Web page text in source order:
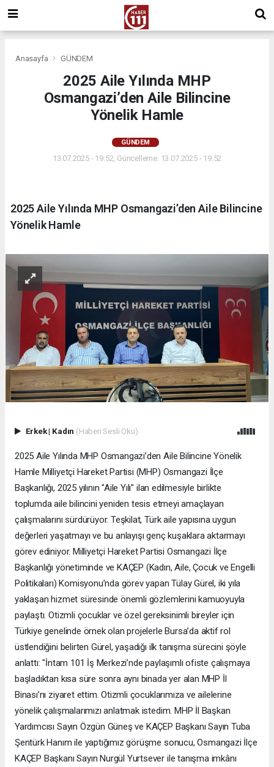
Anasayfa GÜNDEM
2025 Aile Yılında MHP
Osmangazi’den Aile Bilincine
Yönelik Hamle
GÜNDEM
13.07.2025 - 19:52, Güncelleme: 13.07.2025 - 19:52
2025 Aile Yılında MHP Osmangazi’den Aile Bilincine
Yönelik Hamle
Erkek| Kadın (Haberi Sesli Oku)
2025 Aile Yılında MHP Osmangazi’den Aile Bilincine Yönelik
Hamle Milliyetçi Hareket Partisi (MHP) Osmangazi İlçe
Başkanlığı, 2025 yılının "Aile Yılı" ilan edilmesiyle birlikte
toplumda aile bilincini yeniden tesis etmeyi amaçlayan
çalışmalarını sürdürüyor. Teşkilat, Türk aile yapısına uygun
değerleri yaşatmayı ve bu anlayışı genç kuşaklara aktarmayı
görev ediniyor. Milliyetçi Hareket Partisi Osmangazi İlçe
Başkanlığı yönetiminde ve KAÇEP (Kadın, Aile, Çocuk ve Engelli
Politikaları) Komisyonu’nda görev yapan Tülay Gürel, iki yıla
yaklaşan hizmet süresinde önemli gözlemlerini kamuoyuyla
paylaştı. Otizmli çocuklar ve özel gereksinimli bireyler için
Türkiye genelinde örnek olan projelerle Bursa’da aktif rol
üstlendiğini belirten Gürel, yaşadığı ilk tanışma sürecini şöyle
anlattı: "İntam 101 İş Merkezi’nde paylaşımlı ofiste çalışmaya
başladıktan kısa süre sonra aynı binada yer alan MHP İl
Binası’nı ziyaret ettim. Otizmli çocuklarımıza ve ailelerine
yönelik çalışmalarımızı anlatmak istedim. MHP İl Başkan
Yardımcısı Sayın Özgün Güneş ve KAÇEP Başkanı Sayın Tuba
Şentürk Hanım ile yaptığımız görüşme sonucu, Osmangazi İlçe
KAÇEP Başkanı Sayın Nurgül Yurtsever ile tanışma imkânı